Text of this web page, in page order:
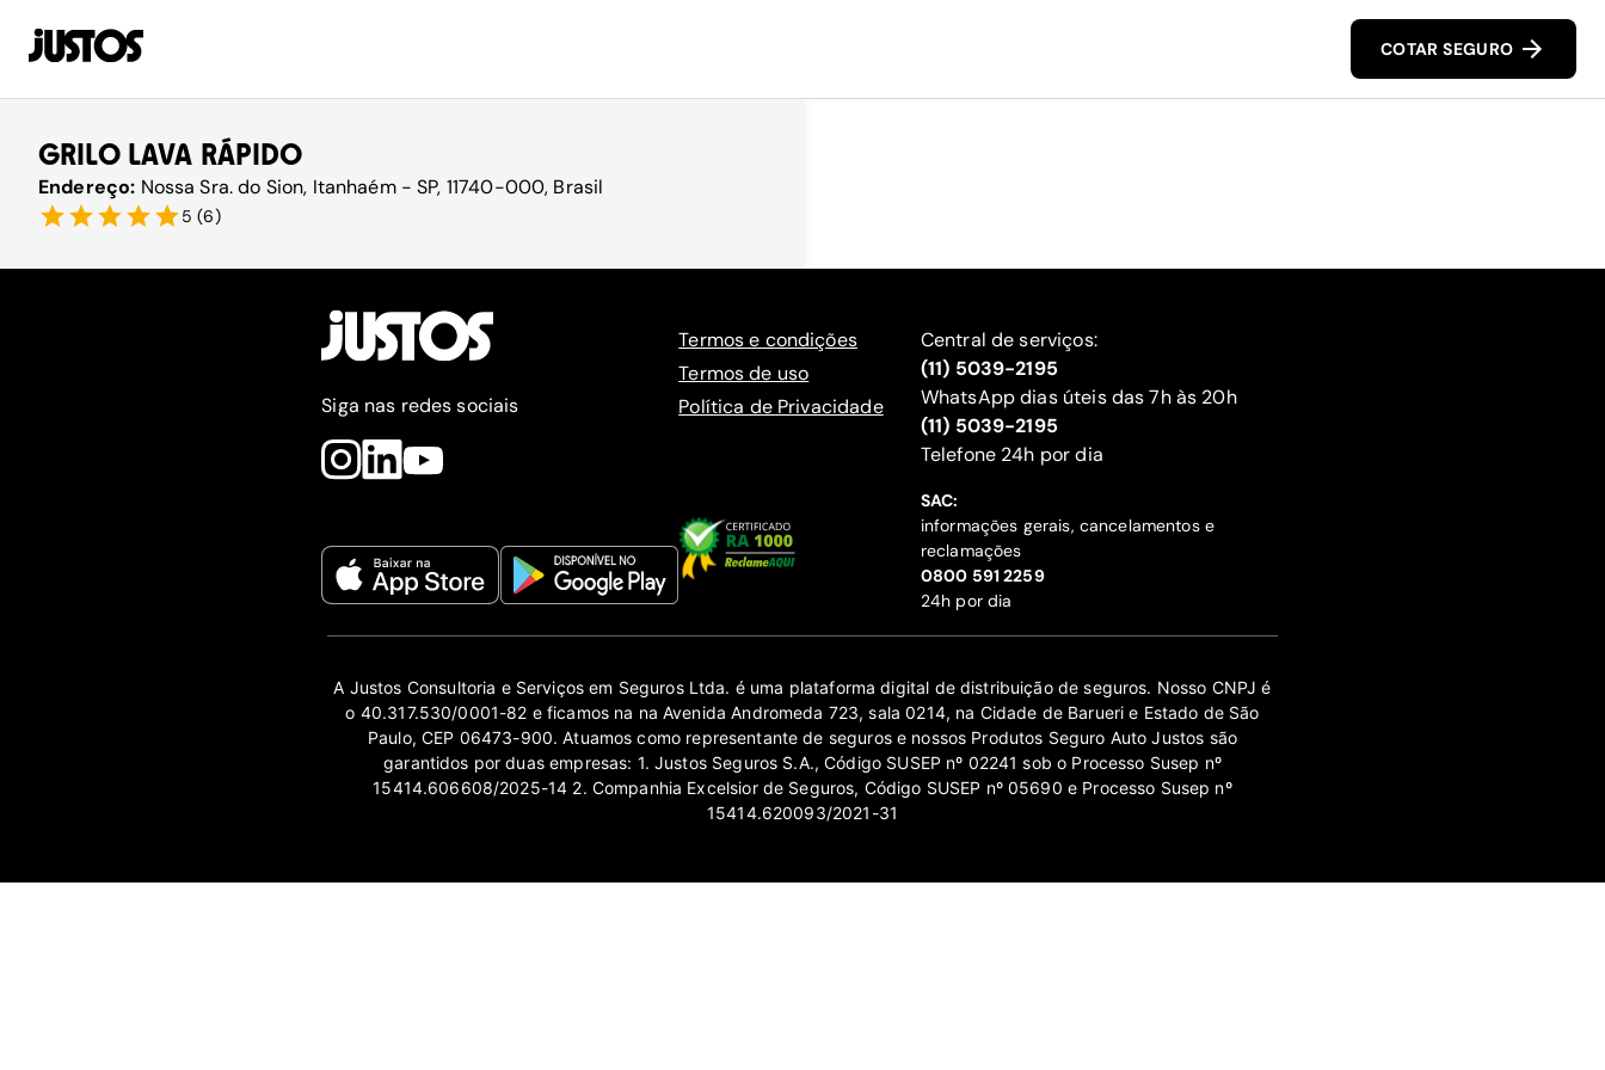
COTAR SEGURO
GRILO LAVA RÁPIDO
Endereço: Nossa Sra. do Sion, Itanhaém - SP, 11740-000, Brasil
5 (6)
Siga nas redes sociais
Termos e condições
Termos de uso
Política de Privacidade
Central de serviços:
(11) 5039-2195
WhatsApp dias úteis das 7h às 20h
(11) 5039-2195
‍Telefone 24h por dia
SAC:
informações gerais, cancelamentos e
reclamações
‍0800 591 2259
24h por dia
A Justos Consultoria e Serviços em Seguros Ltda. é uma plataforma digital de distribuição de seguros. Nosso CNPJ é
o 40.317.530/0001-82 e ficamos na na Avenida Andromeda 723, sala 0214, na Cidade de Barueri e Estado de São
Paulo, CEP 06473-900. Atuamos como representante de seguros e nossos Produtos Seguro Auto Justos são
garantidos por duas empresas: 1. Justos Seguros S.A., Código SUSEP nº 02241 sob o Processo Susep nº
15414.606608/2025-14 2. Companhia Excelsior de Seguros, Código SUSEP nº 05690 e Processo Susep nº
15414.620093/2021-31